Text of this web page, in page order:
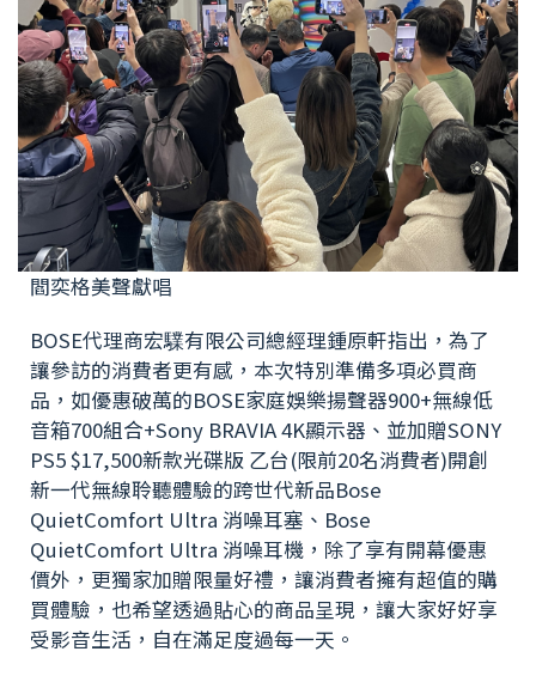
閻奕格美聲獻唱
BOSE代理商宏驜有限公司總經理鍾原軒指出，為了
讓參訪的消費者更有感，本次特別準備多項必買商
品，如優惠破萬的BOSE家庭娛樂揚聲器900+無線低
音箱700組合+Sony BRAVIA 4K顯示器、並加贈SONY
PS5 $17,500新款光碟版 乙台(限前20名消費者)開創
新一代無線聆聽體驗的跨世代新品Bose
QuietComfort Ultra 消噪耳塞、Bose
QuietComfort Ultra 消噪耳機，除了享有開幕優惠
價外，更獨家加贈限量好禮，讓消費者擁有超值的購
買體驗，也希望透過貼心的商品呈現，讓大家好好享
受影音生活，自在滿足度過每一天。